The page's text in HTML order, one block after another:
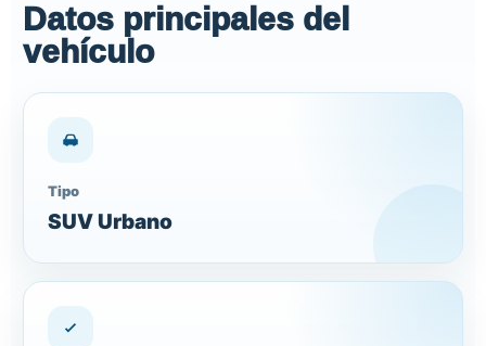
Datos principales del
vehículo
Tipo
SUV Urbano